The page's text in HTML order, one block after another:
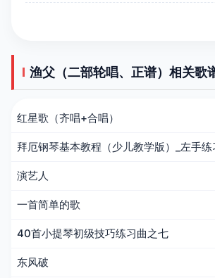
渔父（二部轮唱、正谱）相关歌
红星歌（齐唱+合唱）
拜厄钢琴基本教程（少儿教学版）_左手练
演艺人
一首简单的歌
40首小提琴初级技巧练习曲之七
东风破